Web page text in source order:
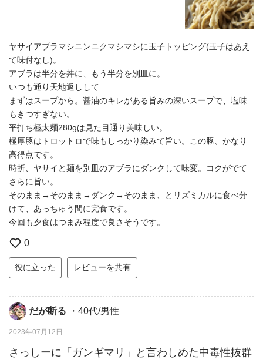
ヤサイアブラマシニンニクマシマシに玉子トッピング(玉子はあえ
て味付なし)。
アブラは半分を丼に、もう半分を別皿に。
いつも通り天地返しして
まずはスープから。醤油のキレがある旨みの深いスープで、塩味
もきつすぎない。
平打ち極太麺280gは見た目通り美味しい。
極厚豚はトロットロで味もしっかり染みて旨い。この豚、かなり
高得点です。
時折、ヤサイと麺を別皿のアブラにダンクして味変。コクがでて
さらに旨い。
そのまま→そのまま→ダンク→そのまま、とリズミカルに食べ分
けて、あっちゅう間に完食です。
今回も夕食はつまみ程度で良さそうです。
0
役に立った レビューを共有
だが断る ・40代/男性
2023年07月12日
さっしーに「ガンギマリ」と言わしめた中毒性抜群